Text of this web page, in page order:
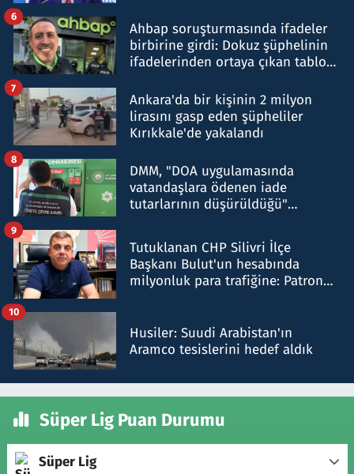
Ahbap soruşturmasında ifadeler
birbirine girdi: Dokuz şüphelinin
ifadelerinden ortaya çıkan tablo
6
Ankara'da bir kişinin 2 milyon
lirasını gasp eden şüpheliler
Kırıkkale'de yakalandı
7
DMM, "DOA uygulamasında
vatandaşlara ödenen iade
tutarlarının düşürüldüğü"
8
Tutuklanan CHP Silivri İlçe
Başkanı Bulut'un hesabında
milyonluk para trafiğine: Patron
9
Husiler: Suudi Arabistan'ın
Aramco tesislerini hedef aldık
10
Süper Lig Puan Durumu
Süper Lig